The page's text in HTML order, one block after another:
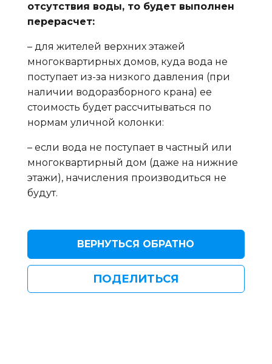
отсутствия воды, то будет выполнен
перерасчет:
– для жителей верхних этажей
многоквартирных домов, куда вода не
поступает из-за низкого давления (при
наличии водоразборного крана) ее
стоимость будет рассчитываться по
нормам уличной колонки:
– если вода не поступает в частный или
многоквартирный дом (даже на нижние
этажи), начисления производиться не
будут.
ВЕРНУТЬСЯ ОБРАТНО
ПОДЕЛИТЬСЯ